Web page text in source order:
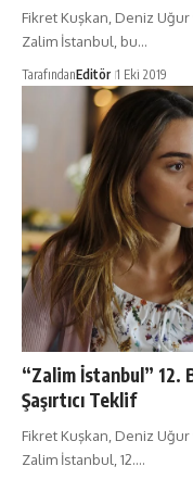
Fikret Kuşkan, Deniz Uğur
Zalim İstanbul, bu…
TarafındanEditör 1 Eki 2019
“Zalim İstanbul” 12.
Şaşırtıcı Teklif
Fikret Kuşkan, Deniz
Zalim İstanbul, 12.…